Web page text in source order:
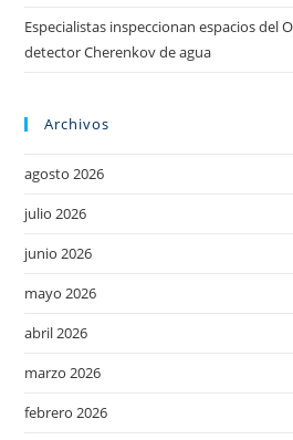
Especialistas inspeccionan espacios del
detector Cherenkov de agua
Archivos
agosto 2026
julio 2026
junio 2026
mayo 2026
abril 2026
marzo 2026
febrero 2026